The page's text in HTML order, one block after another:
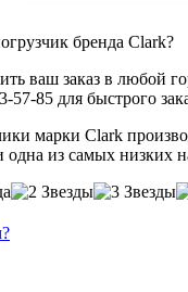
бренда Clark?
ваш заказ в любой
57-85 для быстрого
марки Clark
одна из самых низких